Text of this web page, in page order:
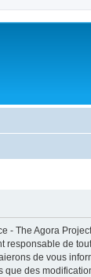
The Agora
responsable de
de vous
des